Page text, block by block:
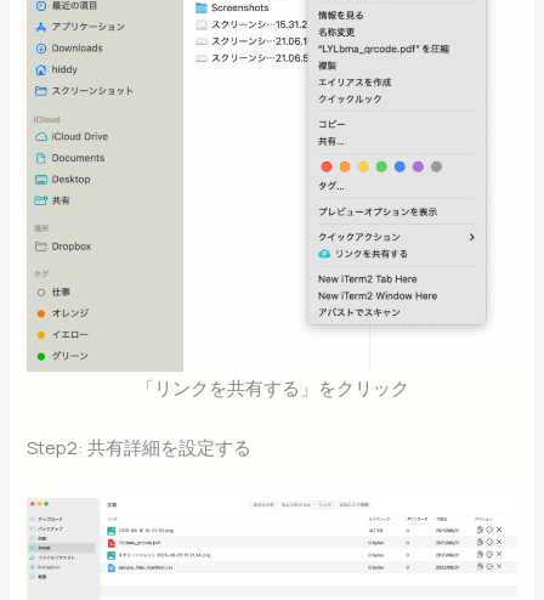
「リンクを共有する」をクリック
Step2: 共有詳細を設定する